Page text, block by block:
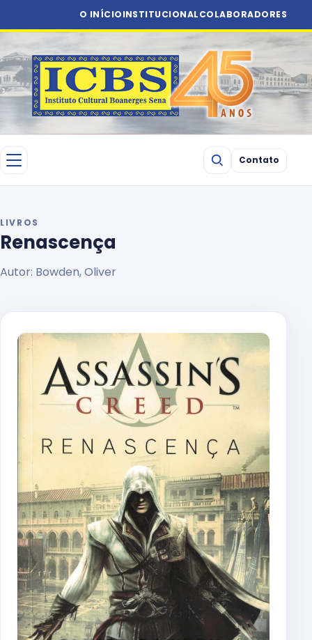
O INÍCIOINSTITUCIONALCOLABORADORES
Contato
LIVROS
Renascença
Autor: Bowden, Oliver